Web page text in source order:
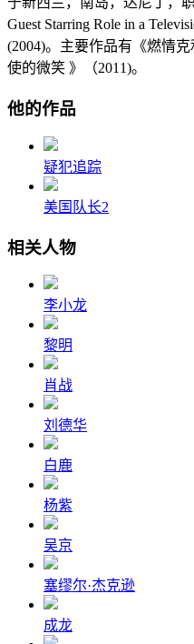
Guest Starring Role in a
(2004)。主要作品有《燃情
使的微笑 》（2011)。
他的作品
疑犯追踪
美国队长2
相关人物
李小龙
黎明
肖战
刘德华
白鹿
杨紫
吴京
塞缪尔·杰克逊
成龙